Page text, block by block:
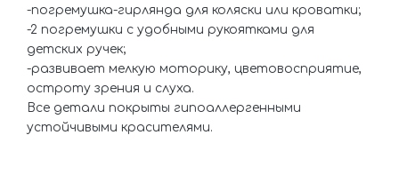
-погремушка-гирлянда для коляски или кроватки;
-2 погремушки с удобными рукоятками для
детских ручек;
-развивает мелкую моторику, цветовосприятие,
остроту зрения и слуха.
Все детали покрыты гипоаллергенными
устойчивыми красителями.